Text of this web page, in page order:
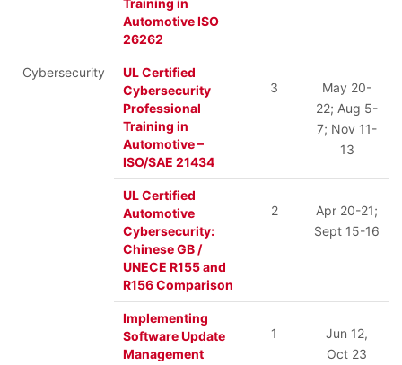
Automotive ISO
26262
Cybersecurity
UL Certified
Cybersecurity
Professional
Training in
Automotive –
ISO/SAE 21434
3
May 20-
22; Aug 5-
7; Nov 11-
13
UL Certified
Automotive
Cybersecurity:
Chinese GB /
UNECE R155 and
R156 Comparison
2
Apr 20-21;
Sept 15-16
Implementing
Software Update
Management
1
Jun 12,
Oct 23